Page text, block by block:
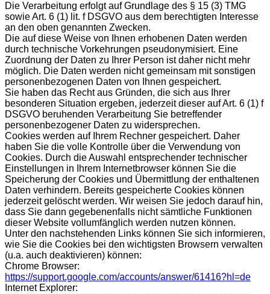
Die Verarbeitung erfolgt auf Grundlage des § 15 (3) TMG
sowie Art. 6 (1) lit. f DSGVO aus dem berechtigten Interesse
an den oben genannten Zwecken.
Die auf diese Weise von Ihnen erhobenen Daten werden
durch technische Vorkehrungen pseudonymisiert. Eine
Zuordnung der Daten zu Ihrer Person ist daher nicht mehr
möglich. Die Daten werden nicht gemeinsam mit sonstigen
personenbezogenen Daten von Ihnen gespeichert.
Sie haben das Recht aus Gründen, die sich aus Ihrer
besonderen Situation ergeben, jederzeit dieser auf Art. 6 (1) f
DSGVO beruhenden Verarbeitung Sie betreffender
personenbezogener Daten zu widersprechen.
Cookies werden auf Ihrem Rechner gespeichert. Daher
haben Sie die volle Kontrolle über die Verwendung von
Cookies. Durch die Auswahl entsprechender technischer
Einstellungen in Ihrem Internetbrowser können Sie die
Speicherung der Cookies und Übermittlung der enthaltenen
Daten verhindern. Bereits gespeicherte Cookies können
jederzeit gelöscht werden. Wir weisen Sie jedoch darauf hin,
dass Sie dann gegebenenfalls nicht sämtliche Funktionen
dieser Website vollumfänglich werden nutzen können.
Unter den nachstehenden Links können Sie sich informieren,
wie Sie die Cookies bei den wichtigsten Browsern verwalten
(u.a. auch deaktivieren) können:
Chrome Browser:
https://support.google.com/accounts/answer/61416?hl=de
Internet Explorer: